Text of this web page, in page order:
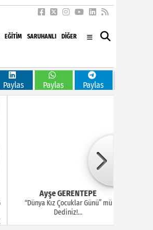
EĞITIM SARUHANLI DİĞER
Ayşe GERENTEPE
“Dünya Kız Çocuklar Günü” mü
Dediniz!...
Paylas Paylas Paylas